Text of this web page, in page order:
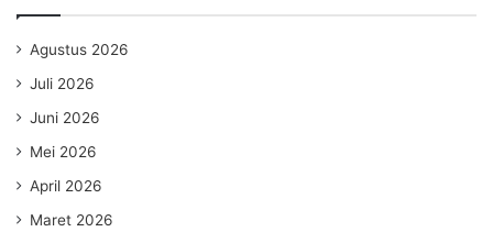
Agustus 2026
Juli 2026
Juni 2026
Mei 2026
April 2026
Maret 2026